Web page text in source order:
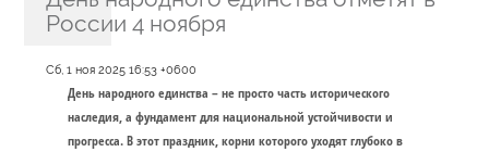
России 4 ноября
Сб, 1 ноя 2025 16:53 +0600
День народного единства – не просто часть исторического
наследия, а фундамент для национальной устойчивости и
прогресса. В этот праздник, корни которого уходят глубоко в